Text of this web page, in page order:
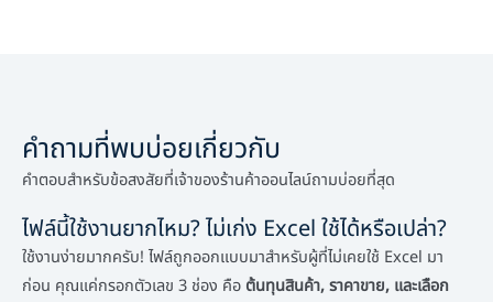
คำถามที่พบบ่อยเกี่ยวกับ
คำตอบสำหรับข้อสงสัยที่เจ้าของร้านค้าออนไลน์ถามบ่อยที่สุด
ไฟล์นี้ใช้งานยากไหม? ไม่เก่ง Excel ใช้ได้หรือเปล่า?
ใช้งานง่ายมากครับ! ไฟล์ถูกออกแบบมาสำหรับผู้ที่ไม่เคยใช้ Excel มา
ก่อน คุณแค่กรอกตัวเลข 3 ช่อง คือ ต้นทุนสินค้า, ราคาขาย, และเลือก